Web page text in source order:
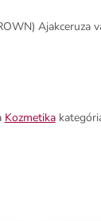
Ajakceruza
Kozmetika